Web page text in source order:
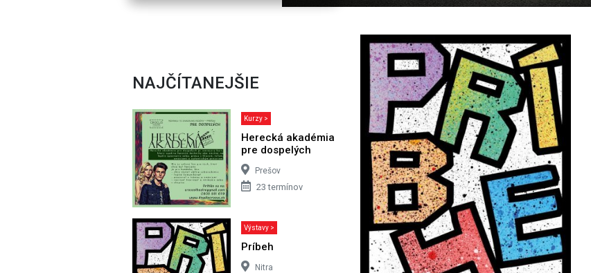
NAJČÍTANEJŠIE
Kurzy >
Herecká akadémia
pre dospelých
Prešov
23 termínov
Výstavy >
Príbeh
Nitra